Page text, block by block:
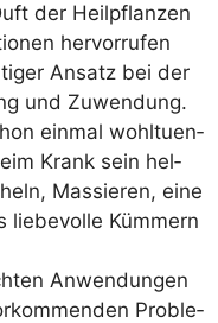
der Heil­pflan­zen
her­vor­ru­fen
Ansatz bei der
und Zuwen­dung.
ein­mal wohl­tu­en­
Krank sein hel­
Mas­sie­ren, eine
lie­be­vol­le Küm­mern
Anwen­dun­gen
Pro­ble­